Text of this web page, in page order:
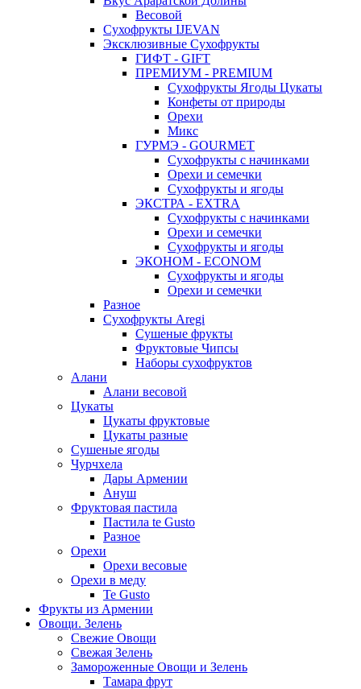
Весовой
Сухофрукты IJEVAN
Эксклюзивные Сухофрукты
ГИФТ - GIFT
ПРЕМИУМ - PREMIUM
Сухофрукты Ягоды Цукаты
Конфеты от природы
Орехи
Микс
ГУРМЭ - GOURMET
Сухофрукты с начинками
Орехи и семечки
Сухофрукты и ягоды
ЭКСТРА - EXTRA
Сухофрукты с начинками
Орехи и семечки
Сухофрукты и ягоды
ЭКОНОМ - ECONOM
Сухофрукты и ягоды
Орехи и семечки
Разное
Сухофрукты Aregi
Сушеные фрукты
Фруктовые Чипсы
Наборы сухофруктов
Алани
Алани весовой
Цукаты
Цукаты фруктовые
Цукаты разные
Сушеные ягоды
Чурчхела
Дары Армении
Ануш
Фруктовая пастила
Пастила te Gusto
Разное
Орехи
Орехи весовые
Орехи в меду
Te Gusto
Фрукты из Армении
Овощи. Зелень
Свежие Овощи
Свежая Зелень
Замороженные Овощи и Зелень
Тамара фрут